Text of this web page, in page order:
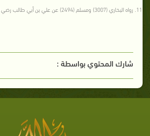
رواه البخاري (3007) ومسلم (2494) عن علي بن أبي طالب رضي الله عنه.
شارك المحتوي بواسطة :